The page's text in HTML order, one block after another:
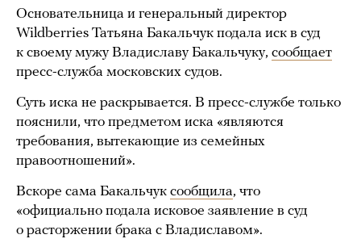
Основательница и генеральный директор
Wildberries Татьяна Бакальчук подала иск в суд
к своему мужу Владиславу Бакальчуку, сообщает
пресс-служба московских судов.
Суть иска не раскрывается. В пресс-службе только
пояснили, что предметом иска «являются
требования, вытекающие из семейных
правоотношений».
Вскоре сама Бакальчук сообщила, что
«официально подала исковое заявление в суд
о расторжении брака с Владиславом».